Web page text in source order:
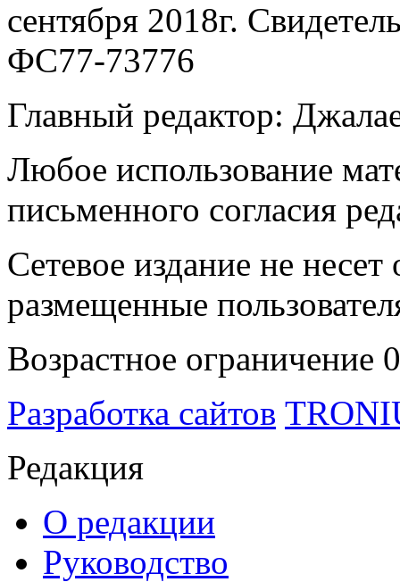
сентября 2018г.
ФС77-73776
Главный редактор:
Любое использование
письменного согласия
Сетевое издание не
размещенные
Возрастное ограничение
Разработка сайтов
Редакция
О редакции
Руководство